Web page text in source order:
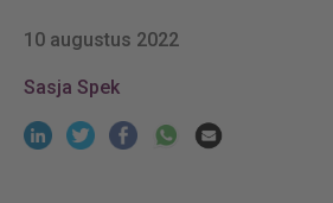
10 augustus 2022
Sasja Spek